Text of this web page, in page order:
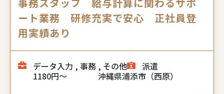
ート業務 研修充実で安心 正社員登
用実績あり
データ入力 , 事務 , その他
派遣
1180円～
沖縄県浦添市（西原）